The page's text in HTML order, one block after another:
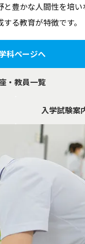
豊かな人間性を培い
る教育が特徴です。
科ページへ
・教員一覧
入学試験案